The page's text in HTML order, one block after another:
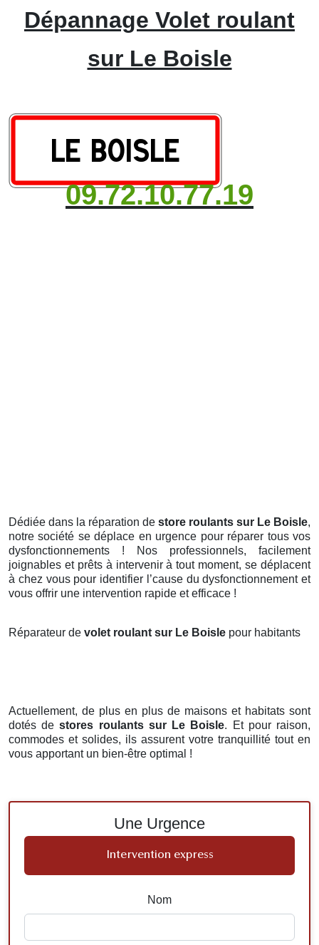
Dépannage Volet roulant
sur Le Boisle
09.72.10.77.19
Dédiée dans la réparation de store roulants sur Le Boisle,
notre société se déplace en urgence pour réparer tous vos
dysfonctionnements ! Nos professionnels, facilement
joignables et prêts à intervenir à tout moment, se déplacent
à chez vous pour identifier l’cause du dysfonctionnement et
vous offrir une intervention rapide et efficace !
Réparateur de volet roulant sur Le Boisle pour habitants
Actuellement, de plus en plus de maisons et habitats sont
dotés destores roulants sur Le Boisle. Et pour raison,
commodes et solides, ils assurent votre tranquillité tout en
vous apportant un bien-être optimal !
Une Urgence
Intervention express
Nom